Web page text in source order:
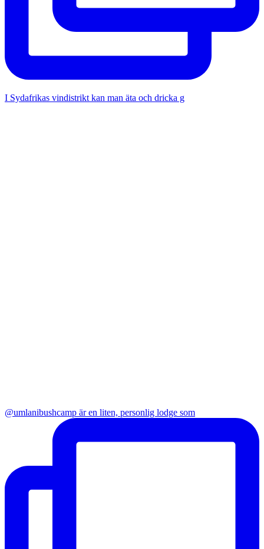
I Sydafrikas vindistrikt kan man äta och dricka g
@umlanibushcamp är en liten, personlig lodge som